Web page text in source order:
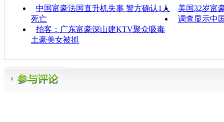
中国富豪法国直升机失事 警方确认1人
死亡
美国32岁富
调查显示中
拍客：广东富豪深山建KTV聚众吸毒
土豪美女被抓